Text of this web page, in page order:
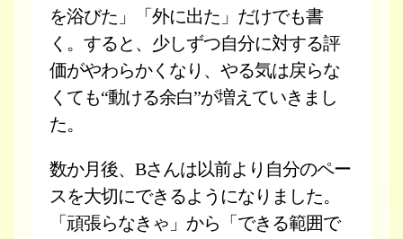
を浴びた」「外に出た」だけでも書
く。すると、少しずつ自分に対する評
価がやわらかくなり、やる気は戻らな
くても“動ける余白”が増えていきまし
た。
数か月後、Bさんは以前より自分のペー
スを大切にできるようになりました。
「頑張らなきゃ」から「できる範囲で